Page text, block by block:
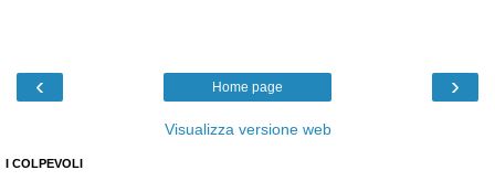
‹ ›
Home page
Visualizza versione web
I COLPEVOLI